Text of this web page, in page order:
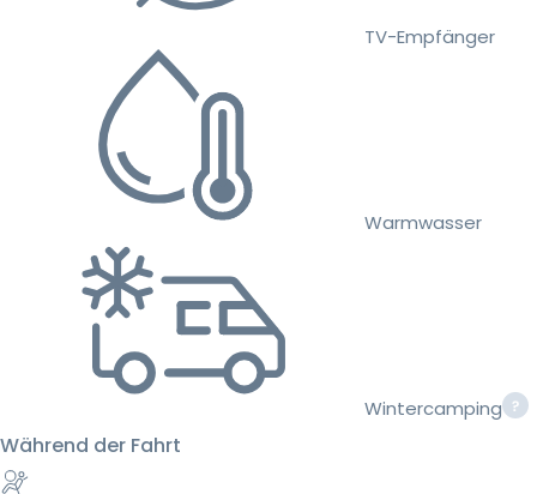
TV-Empfänger
Warmwasser
Wintercamping
Während der Fahrt